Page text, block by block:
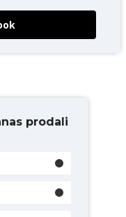
prodali